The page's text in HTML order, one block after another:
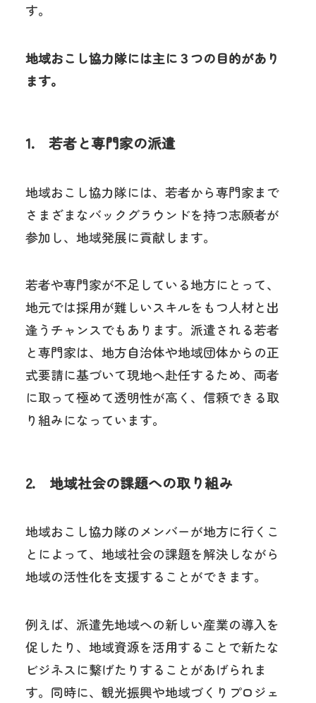
す。
地域おこし協力隊には主に３つの目的があり
ます。
1. 若者と専門家の派遣
地域おこし協力隊には、若者から専門家まで
さまざまなバックグラウンドを持つ志願者が
参加し、地域発展に貢献します。
若者や専門家が不足している地方にとって、
地元では採用が難しいスキルをもつ人材と出
逢うチャンスでもあります。派遣される若者
と専門家は、地方自治体や地域団体からの正
式要請に基づいて現地へ赴任するため、両者
に取って極めて透明性が高く、信頼できる取
り組みになっています。
2. 地域社会の課題への取り組み
地域おこし協力隊のメンバーが地方に行くこ
とによって、地域社会の課題を解決しながら
地域の活性化を支援することができます。
例えば、派遣先地域への新しい産業の導入を
促したり、地域資源を活用することで新たな
ビジネスに繋げたりすることがあげられま
す。同時に、観光振興や地域づくりプロジェ